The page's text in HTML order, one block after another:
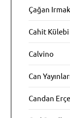
Çağan Irmak
Cahit Külebi
Calvino
Can
Candan